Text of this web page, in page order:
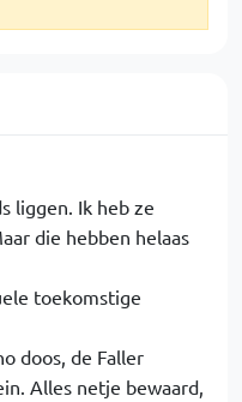
liggen. Ik heb ze
die hebben helaas
toekomstige
doos, de Faller
Alles netje bewaard,